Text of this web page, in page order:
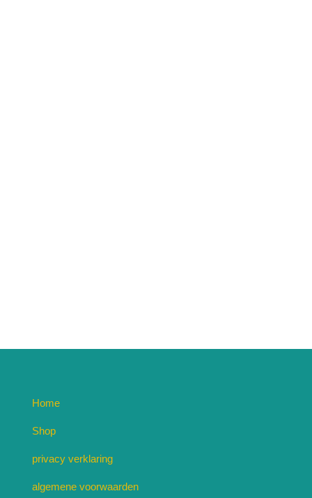
Home
Shop
privacy verklaring
algemene voorwaarden